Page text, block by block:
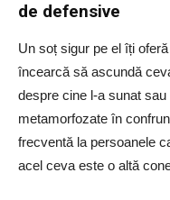
de defensive
Un soț sigur pe el îți
încearcă să ascundă
despre cine l-a sunat
metamorfozate în
frecventă la persoanele
acel ceva este o altă